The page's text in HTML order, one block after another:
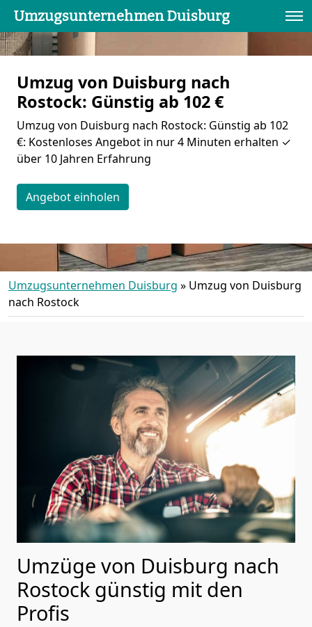
Umzugsunternehmen Duisburg
Umzug von Duisburg nach
Rostock: Günstig ab 102 €
Umzug von Duisburg nach Rostock: Günstig ab 102
€: Kostenloses Angebot in nur 4 Minuten erhalten ✓
über 10 Jahren Erfahrung
Angebot einholen
Umzugsunternehmen Duisburg » Umzug von Duisburg
nach Rostock
Umzüge von Duisburg nach
Rostock günstig mit den
Profis